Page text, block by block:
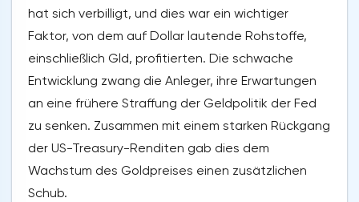
hat sich verbilligt, und dies war ein wichtiger
Faktor, von dem auf Dollar lautende Rohstoffe,
einschließlich Gld, profitierten. Die schwache
Entwicklung zwang die Anleger, ihre Erwartungen
an eine frühere Straffung der Geldpolitik der Fed
zu senken. Zusammen mit einem starken Rückgang
der US-Treasury-Renditen gab dies dem
Wachstum des Goldpreises einen zusätzlichen
Schub.